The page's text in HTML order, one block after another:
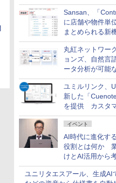
Sansan、「
に店舗や物件単
まとめられる新
ム契約ツリー」
丸紅ネットワー
ョンズ、自然言
ータ分析が可能
AI ASSIST」を9
ユミルリンク、
新した「
を提供 カスタマ
ダッシュボード
イベント
AI時代に進化す
役割とは何か
けとAI活用から
ファイナンス戦
ユニリタエスアール、生成AI